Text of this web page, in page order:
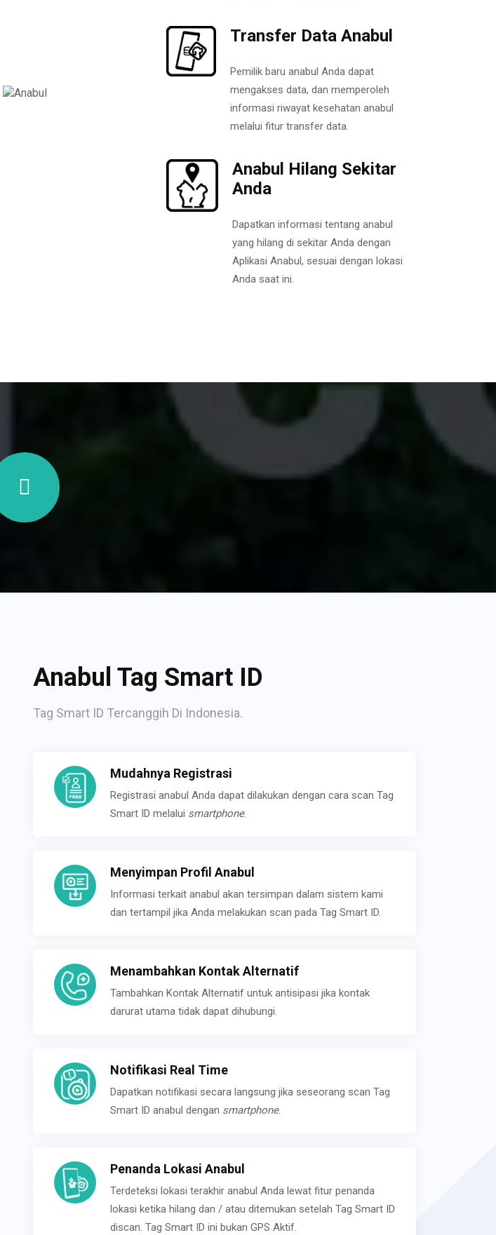
Transfer Data Anabul
Pemilik baru anabul Anda dapat
mengakses data, dan memperoleh
informasi riwayat kesehatan anabul
melalui fitur transfer data.
Anabul Hilang Sekitar
Anda
Dapatkan informasi tentang anabul
yang hilang di sekitar Anda dengan
Aplikasi Anabul, sesuai dengan lokasi
Anda saat ini.
Anabul Tag Smart ID
Tag Smart ID Tercanggih Di Indonesia.
Mudahnya Registrasi
Registrasi anabul Anda dapat dilakukan dengan cara scan Tag
Smart ID melalui smartphone.
Menyimpan Profil Anabul
Informasi terkait anabul akan tersimpan dalam sistem kami
dan tertampil jika Anda melakukan scan pada Tag Smart ID.
Menambahkan Kontak Alternatif
Tambahkan Kontak Alternatif untuk antisipasi jika kontak
darurat utama tidak dapat dihubungi.
Notifikasi Real Time
Dapatkan notifikasi secara langsung jika seseorang scan Tag
Smart ID anabul dengan smartphone.
Penanda Lokasi Anabul
Terdeteksi lokasi terakhir anabul Anda lewat fitur penanda
lokasi ketika hilang dan / atau ditemukan setelah Tag Smart ID
discan. Tag Smart ID ini bukan GPS Aktif.